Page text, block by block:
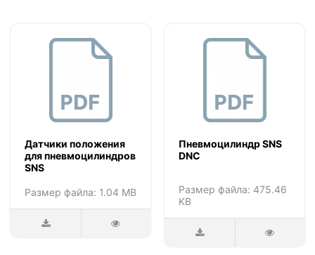
Датчики положения
для пневмоцилиндров
SNS
Размер файла: 1.04 MB
Пневмоцилиндр SNS
DNC
Размер файла: 475.46
KB